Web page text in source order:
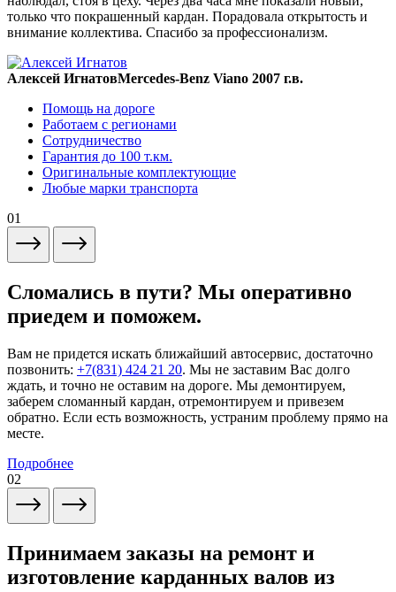
только что покрашенный кардан. Порадовала открытость и
внимание коллектива. Спасибо за профессионализм.
Алексей ИгнатовMercedes-Benz Viano 2007 г.в.
Помощь на дороге
Работаем с регионами
Сотрудничество
Гарантия до 100 т.км.
Оригинальные комплектующие
Любые марки транспорта
01
Сломались в пути? Мы оперативно
приедем и поможем.
Вам не придется искать ближайший автосервис, достаточно
позвонить: +7(831) 424 21 20. Мы не заставим Вас долго
ждать, и точно не оставим на дороге. Мы демонтируем,
заберем сломанный кардан, отремонтируем и привезем
обратно. Если есть возможность, устраним проблему прямо на
месте.
Подробнее
02
Принимаем заказы на ремонт и
изготовление карданных валов из